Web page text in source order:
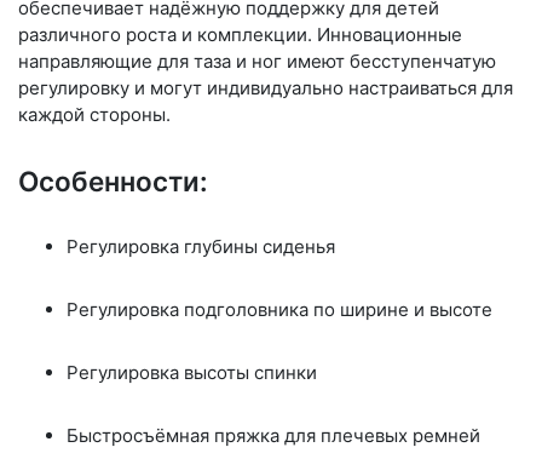
обеспечивает надёжную поддержку для детей
различного роста и комплекции. Инновационные
направляющие для таза и ног имеют бесступенчатую
регулировку и могут индивидуально настраиваться для
каждой стороны.
Особенности:
Регулировка глубины сиденья
Регулировка подголовника по ширине и высоте
Регулировка высоты спинки
Быстросъёмная пряжка для плечевых ремней